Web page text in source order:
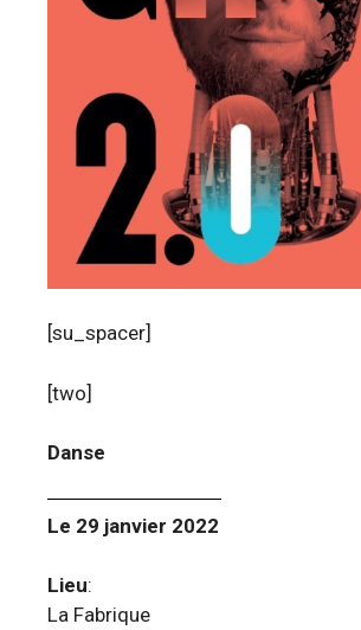
[su_spacer]
[two]
Danse
Le 29 janvier 2022
Lieu:
La Fabrique